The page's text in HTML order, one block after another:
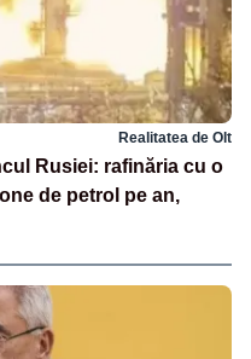
Realitatea de Olt
Rusiei: rafinăria cu o
de petrol pe an,